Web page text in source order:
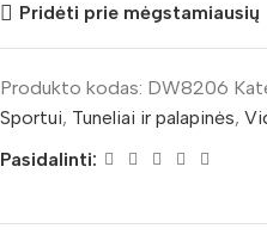
Pridėti prie mėgstamiausių
Produkto kodas: DW8206
Sportui, Tuneliai ir palapinės,
Pasidalinti: